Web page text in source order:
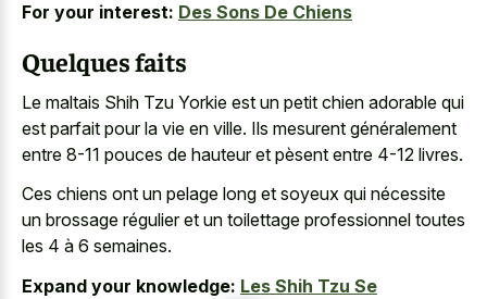
For your interest: Des Sons De Chiens
Quelques faits
Le maltais Shih Tzu Yorkie est un petit chien adorable qui
est parfait pour la vie en ville. Ils mesurent généralement
entre 8-11 pouces de hauteur et pèsent entre 4-12 livres.
Ces chiens ont un pelage long et soyeux qui nécessite
un brossage régulier et un toilettage professionnel toutes
les 4 à 6 semaines.
Expand your knowledge: Les Shih Tzu Se